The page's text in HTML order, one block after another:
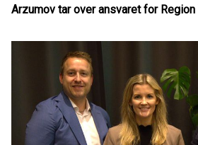
Arzumov tar over ansvaret for Region